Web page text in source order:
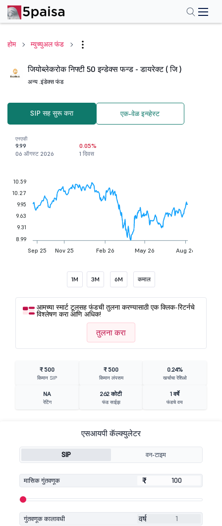
होम म्युच्युअल फंड
जियोब्लेकरोक निफ्टी 50 इन्डेक्स फन्ड - डायरेक्ट ( जि )
अन्य .इंडेक्स फंड
SIP सह सुरू करा एक-वेळ इन्व्हेस्ट
एनएव्ही
9.99
06 ऑगस्ट 2026
0.05%
1 दिवस
Sep 25 Nov 25 Feb 26 May 26 Aug 26
10.59
10.27
9.95
9.63
9.31
8.99
1M 3M 6M कमाल
आमच्या स्मार्ट टूलसह फंडची तुलना करण्यासाठी एक क्लिक-रिटर्नचे
विश्लेषण करा आणि अधिक!
तुलना करा
₹ 500
किमान SIP
₹ 500
किमान लंपसम
0.24%
खर्चाचा रेशिओ
NA
रेटिंग
262 कोटी
फंड साईझ
1 वर्षे
फंडचे वय
एसआयपी कॅल्क्युलेटर
SIP वन-टाइम
मासिक गुंतवणूक ₹
₹
गुंतवणूक कालावधी वर्ष